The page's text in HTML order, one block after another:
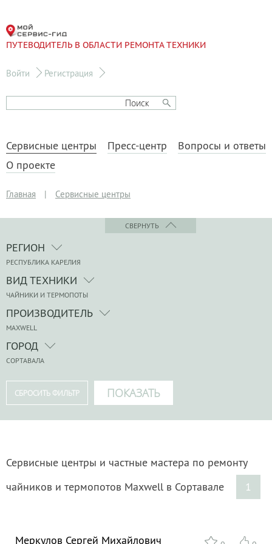
ПУТЕВОДИТЕЛЬ В ОБЛАСТИ РЕМОНТА ТЕХНИКИ
Войти Регистрация
Сервисные центры Пресс-центр
Вопросы и ответы
О проекте
Главная | Сервисные центры
СВЕРНУТЬ
РЕГИОН
РЕСПУБЛИКА КАРЕЛИЯ
ВИД ТЕХНИКИ
ЧАЙНИКИ И ТЕРМОПОТЫ
ПРОИЗВОДИТЕЛЬ
MAXWELL
ГОРОД
СОРТАВАЛА
Сервисные центры и частные мастера по ремонту
чайников и термопотов Maxwell в Сортавале
1
Меркулов Сергей Михайлович